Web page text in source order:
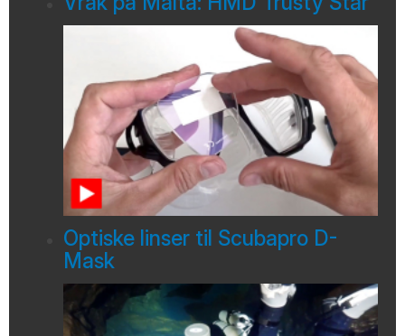
Optiske linser til Scubapro D-
Mask